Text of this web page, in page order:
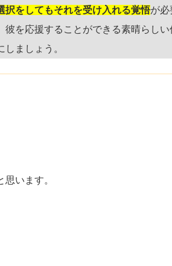
択をしてもそれを受け入れる覚悟が必
を応援することができる素晴らし
ましょう。
います。